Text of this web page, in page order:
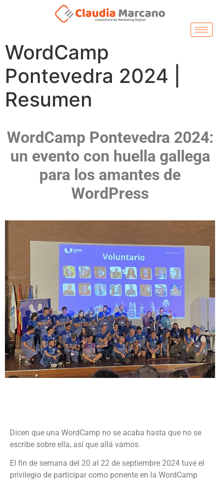
WordCamp
Pontevedra 2024 |
Resumen
WordCamp Pontevedra 2024:
un evento con huella gallega
para los amantes de
WordPress
Dicen que una WordCamp no se acaba hasta que no se
escribe sobre ella, así que allá vamos.
El fin de semana del 20 al 22 de septiembre 2024 tuve el
privilegio de participar como ponente en la WordCamp